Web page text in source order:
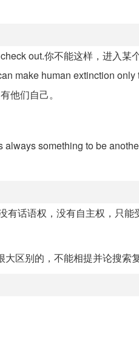
out.你不能这样，进入某
make human extinction only
他们自己。
something to be
话语权，没有自主权，只能
区别的，不能相提并论搜索